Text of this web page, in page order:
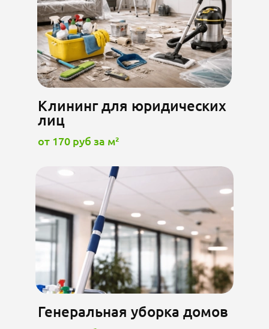
Клининг для юридических
лиц
от 170 руб за м²
Генеральная уборка домов